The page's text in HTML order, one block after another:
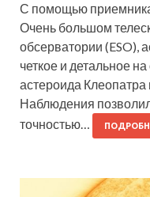
С помощью приемника
Очень большом
обсерватории (ESO),
четкое и детальное
астероида Клеопатра
Наблюдения
точностью…